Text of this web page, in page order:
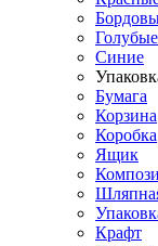
Голубые
Синие
Бумага
Корзина
Коробка
Ящик
Крафт